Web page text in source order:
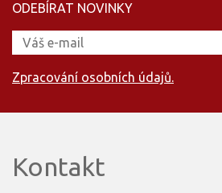
ODEBÍRAT NOVINKY
Zpracování osobních údajů.
Kontakt